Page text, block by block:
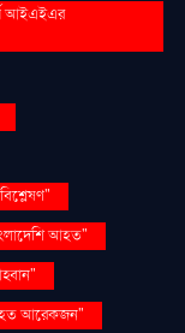
আইএইএর
আহত"
আরেকজন"